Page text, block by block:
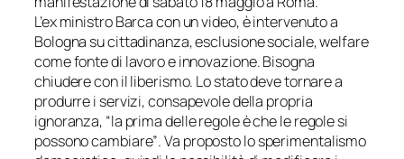
L’ex ministro Barca con un video, è intervenuto a
Bologna su cittadinanza, esclusione sociale, welfare
come fonte di lavoro e innovazione. Bisogna
chiudere con il liberismo. Lo stato deve tornare a
produrre i servizi, consapevole della propria
ignoranza, “la prima delle regole è che le regole si
possono cambiare”. Va proposto losperimentalismo